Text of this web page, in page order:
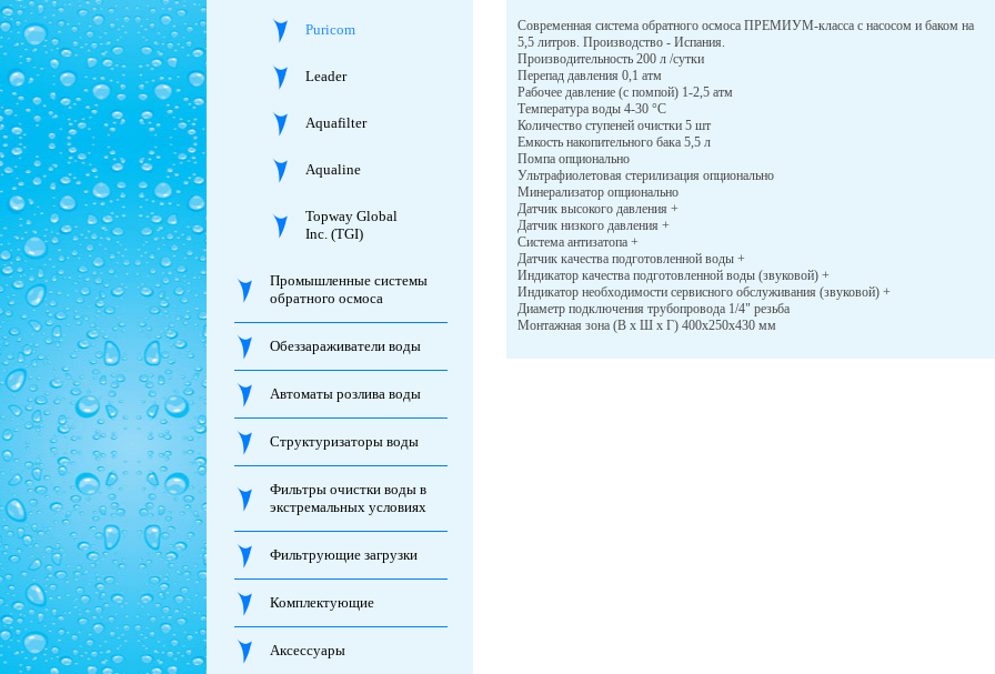
Puricom
Leader
Aquafilter
Aqualine
Topway Global
Inc. (TGI)
Промышленные системы
обратного осмоса
Обеззараживатели воды
Автоматы розлива воды
Структуризаторы воды
Фильтры очистки воды в
экстремальных условиях
Фильтрующие загрузки
Комплектующие
Аксессуары
Современная система обратного осмоса ПРЕМИУМ-класса с насосом и баком на
5,5 литров. Производство - Испания.
Производительность 200 л /сутки
Перепад давления 0,1 атм
Рабочее давление (с помпой) 1-2,5 атм
Температура воды 4-30 °С
Количество ступеней очистки 5 шт
Емкость накопительного бака 5,5 л
Помпа опционально
Ультрафиолетовая стерилизация опционально
Минерализатор опционально
Датчик высокого давления +
Датчик низкого давления +
Система антизатопа +
Датчик качества подготовленной воды +
Индикатор качества подготовленной воды (звуковой) +
Индикатор необходимости сервисного обслуживания (звуковой) +
Диаметр подключения трубопровода 1/4" резьба
Монтажная зона (В х Ш х Г) 400х250х430 мм